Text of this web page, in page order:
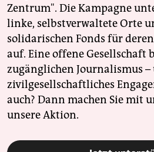
Zentrum". Die Kampagne
linke, selbstverwaltete Orte
solidarischen Fonds für
auf. Eine offene Gesellschaft
zugänglichen Journalismus –
zivilgesellschaftliches
auch? Dann machen Sie mit
unsere Aktion.